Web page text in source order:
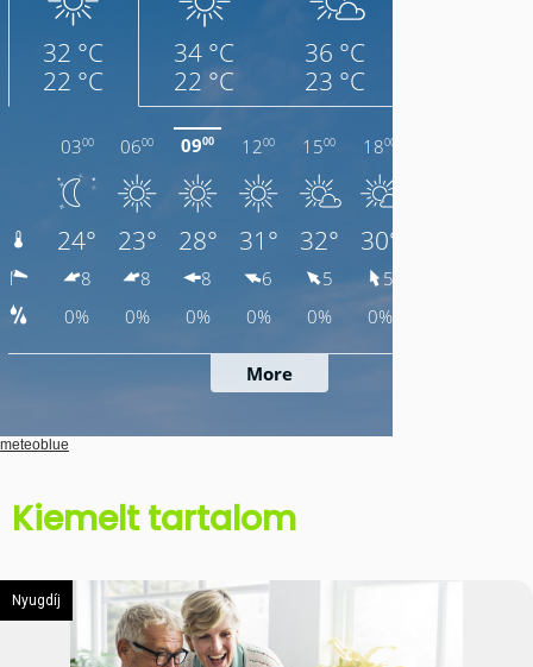
meteoblue
Kiemelt tartalom
Nyugdíj